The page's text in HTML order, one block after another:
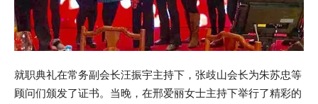
就职典礼在常务副会长汪振宇主持下，张歧山会长为朱苏忠等
顾问们颁发了证书。当晚，在邢爱丽女士主持下举行了精彩的